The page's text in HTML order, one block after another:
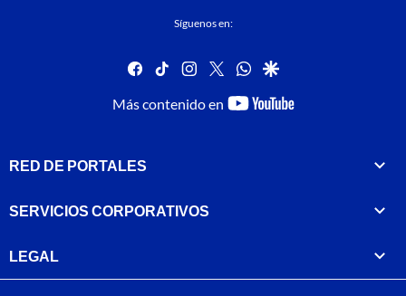
Síguenos en:
facebook
tiktok instagram
twitterwhatsapp
google
Más contenido en
youtube-
RED DE PORTALES
SERVICIOS CORPORATIVOS
LEGAL